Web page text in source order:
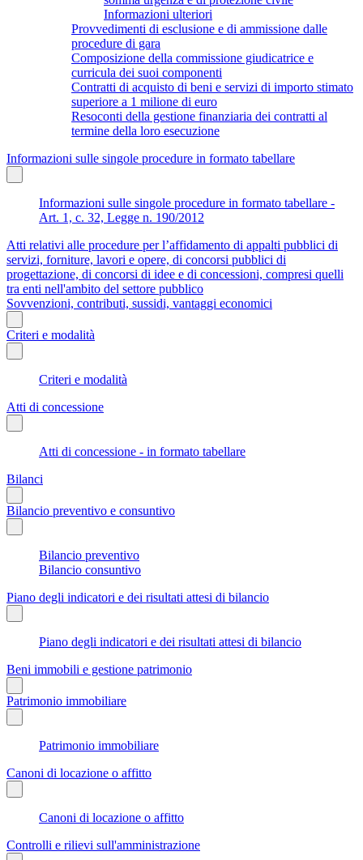
Informazioni ulteriori
Provvedimenti di esclusione e di ammissione dalle
procedure di gara
Composizione della commissione giudicatrice e
curricula dei suoi componenti
Contratti di acquisto di beni e servizi di importo stimato
superiore a 1 milione di euro
Resoconti della gestione finanziaria dei contratti al
termine della loro esecuzione
Informazioni sulle singole procedure in formato tabellare
Informazioni sulle singole procedure in formato tabellare -
Art. 1, c. 32, Legge n. 190/2012
Atti relativi alle procedure per l’affidamento di appalti pubblici di
servizi, forniture, lavori e opere, di concorsi pubblici di
progettazione, di concorsi di idee e di concessioni, compresi quelli
tra enti nell'ambito del settore pubblico
Sovvenzioni, contributi, sussidi, vantaggi economici
Criteri e modalità
Criteri e modalità
Atti di concessione
Atti di concessione - in formato tabellare
Bilanci
Bilancio preventivo e consuntivo
Bilancio preventivo
Bilancio consuntivo
Piano degli indicatori e dei risultati attesi di bilancio
Piano degli indicatori e dei risultati attesi di bilancio
Beni immobili e gestione patrimonio
Patrimonio immobiliare
Patrimonio immobiliare
Canoni di locazione o affitto
Canoni di locazione o affitto
Controlli e rilievi sull'amministrazione